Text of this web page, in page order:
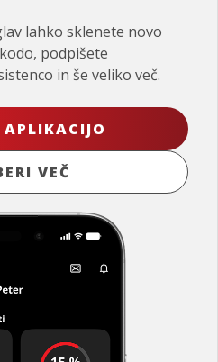
lahko sklenete novo
podpišete
in še veliko več.
APLIKACIJO
VEČ